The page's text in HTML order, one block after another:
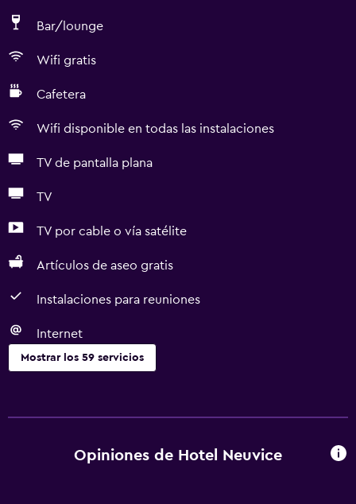
Bar/lounge
Wifi gratis
Cafetera
Wifi disponible en todas las instalaciones
TV de pantalla plana
TV
TV por cable o vía satélite
Artículos de aseo gratis
Instalaciones para reuniones
Internet
Mostrar los 59 servicios
Wifi gratis
Opiniones de Hotel Neuvice